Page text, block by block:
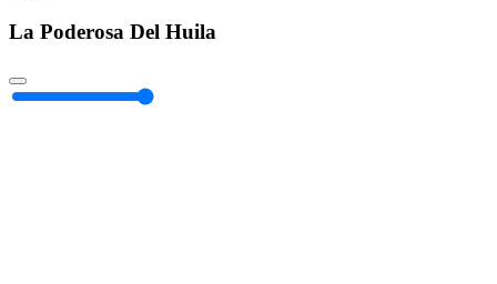
La Poderosa Del Huila